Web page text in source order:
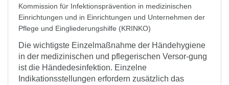
Kommission für Infektionsprävention in medizinischen
Einrichtungen und in Einrichtungen und Unternehmen der
Pflege und Eingliederungshilfe (KRINKO)
Die wichtigste Einzelmaßnahme der Händehygiene
in der medizinischen und pflegerischen Versor-gung
ist die Händedesinfektion. Einzelne
Indikationsstellungen erfordern zusätzlich das